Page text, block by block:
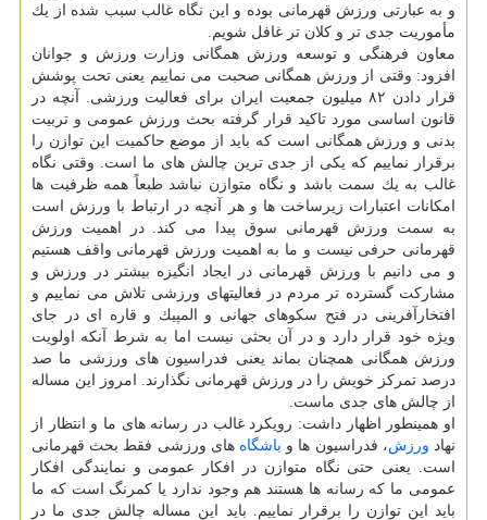
و به عبارتی ورزش قهرمانی بوده و این نگاه غالب سبب شده از یك
مأموریت جدی تر و كلان تر غافل شویم.
معاون فرهنگی و توسعه ورزش همگانی وزارت ورزش و جوانان
افزود: وقتی از ورزش همگانی صحبت می نماییم یعنی تحت پوشش
قرار دادن ۸۲ میلیون جمعیت ایران برای فعالیت ورزشی. آنچه در
قانون اساسی مورد تاكید قرار گرفته بحث ورزش عمومی و تربیت
بدنی و ورزش همگانی است كه باید از موضع حاكمیت این توازن را
برقرار نماییم كه یكی از جدی ترین چالش های ما است. وقتی نگاه
غالب به یك سمت باشد و نگاه متوازن نباشد طبعاً همه ظرفیت ها
امكانات اعتبارات زیرساخت ها و هر آنچه در ارتباط با ورزش است
به سمت ورزش قهرمانی سوق پیدا می كند. در اهمیت ورزش
قهرمانی حرفی نیست و ما به اهمیت ورزش قهرمانی واقف هستیم
و می دانیم با ورزش قهرمانی در ایجاد انگیزه بیشتر در ورزش و
مشاركت گسترده تر مردم در فعالیتهای ورزشی تلاش می نماییم و
افتخارآفرینی در فتح سكوهای جهانی و المپیك و قاره ای در جای
ویژه خود قرار دارد و در آن بحثی نیست اما به شرط آنكه اولویت
ورزش همگانی همچنان بماند یعنی فدراسیون های ورزشی ما صد
درصد تمركز خویش را در ورزش قهرمانی نگذارند. امروز این مساله
از چالش های جدی ماست.
او همینطور اظهار داشت: رویكرد غالب در رسانه های ما و انتظار از
نهاد ورزش، فدراسیون ها و باشگاه های ورزشی فقط بحث قهرمانی
است. یعنی حتی نگاه متوازن در افكار عمومی و نمایندگی افكار
عمومی ما كه رسانه ها هستند هم وجود ندارد یا كمرنگ است كه ما
باید این توازن را برقرار نماییم. باید این مساله چالش جدی ما در